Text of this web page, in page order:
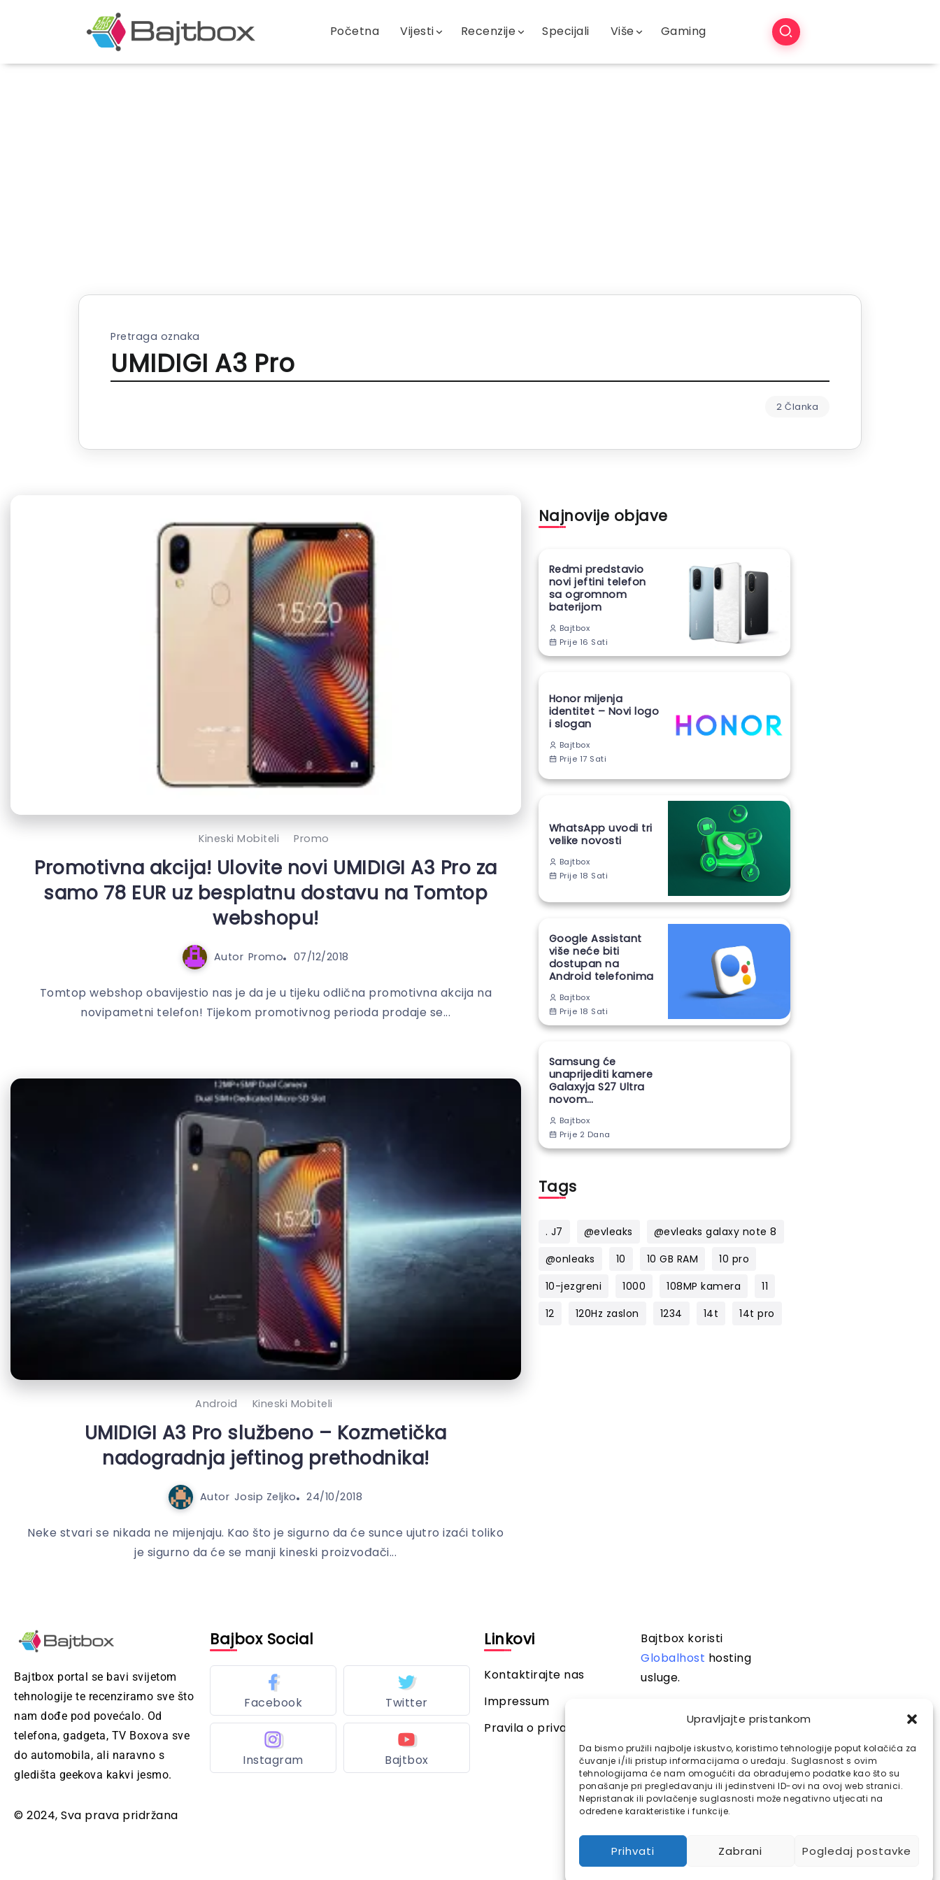
Upravljajte pristankom
Da bismo pružili najbolje iskustvo, koristimo tehnologije poput kolačića za
čuvanje i/ili pristup informacijama o uređaju. Suglasnost s ovim
tehnologijama će nam omogućiti da obrađujemo podatke kao što su
ponašanje pri pregledavanju ili jedinstveni ID-ovi na ovoj web stranici.
Nepristanak ili povlačenje suglasnosti može negativno utjecati na
određene karakteristike i funkcije.
Prihvati Zabrani Pogledaj postavke
Početna Vijesti Recenzije Specijali Više Gaming
Pretraga oznaka
UMIDIGI A3 Pro
2 Članka
Kineski Mobiteli Promo
Promotivna akcija! Ulovite novi UMIDIGI A3 Pro za
samo 78 EUR uz besplatnu dostavu na Tomtop
webshopu!
Autor Promo 07/12/2018
Tomtop webshop obavijestio nas je da je u tijeku odlična promotivna akcija na
novipametni telefon! Tijekom promotivnog perioda prodaje se...
Android Kineski Mobiteli
UMIDIGI A3 Pro službeno – Kozmetička
nadogradnja jeftinog prethodnika!
Autor Josip Zeljko 24/10/2018
Neke stvari se nikada ne mijenjaju. Kao što je sigurno da će sunce ujutro izaći toliko
je sigurno da će se manji kineski proizvođači...
Najnovije objave
Redmi predstavio
novi jeftini telefon
sa ogromnom
baterijom
Bajtbox
Prije 16 Sati
Honor mijenja
identitet – Novi logo
i slogan
Bajtbox
Prije 17 Sati
WhatsApp uvodi tri
velike novosti
Bajtbox
Prije 18 Sati
Google Assistant
više neće biti
dostupan na
Android telefonima
Bajtbox
Prije 18 Sati
Samsung će
unaprijediti kamere
Galaxyja S27 Ultra
novom
tehnikom
Bajtbox
Prije 2 Dana
Tags
. J7 @evleaks
@evleaks galaxy note 8
@onleaks
10 10 GB RAM
10 pro
10-jezgreni
1000 108MP kamera
11
12
120Hz zaslon 1234 14t 14t pro
Bajtbox portal se bavi svijetom
tehnologije te recenziramo sve što
nam dođe pod povećalo. Od
telefona, gadgeta, TV Boxova sve
do automobila, ali naravno s
gledišta geekova kakvi jesmo.
© 2024, Sva prava pridržana
Bajbox Social
Facebook Twitter
Instagram Bajtbox
Linkovi
Kontaktirajte nas
Impressum
Pravila o privatnosti
Bajtbox koristi
Globalhost hosting
usluge.